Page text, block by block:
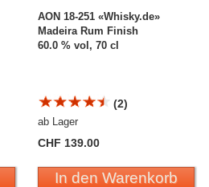
AON 18-251 «Whisky.de»
Madeira Rum Finish
60.0 % vol, 70 cl
(2)
ab Lager
CHF 139.00
In den Warenkorb